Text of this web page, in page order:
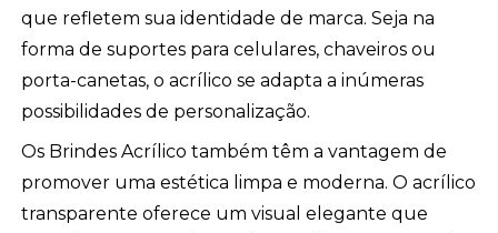
que refletem sua identidade de marca. Seja na
forma de suportes para celulares, chaveiros ou
porta-canetas, o acrílico se adapta a inúmeras
possibilidades de personalização.
Os Brindes Acrílico também têm a vantagem de
promover uma estética limpa e moderna. O acrílico
transparente oferece um visual elegante que